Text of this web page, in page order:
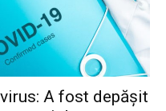
A fost depăşit